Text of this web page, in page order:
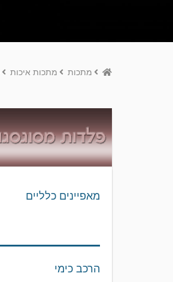
Homeמתכות מתכות איכות
מאפיינים כלליים
הרכב כימי